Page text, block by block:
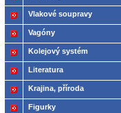
Vlakové soupravy
Vagóny
Kolejový systém
Literatura
Krajina, příroda
Figurky